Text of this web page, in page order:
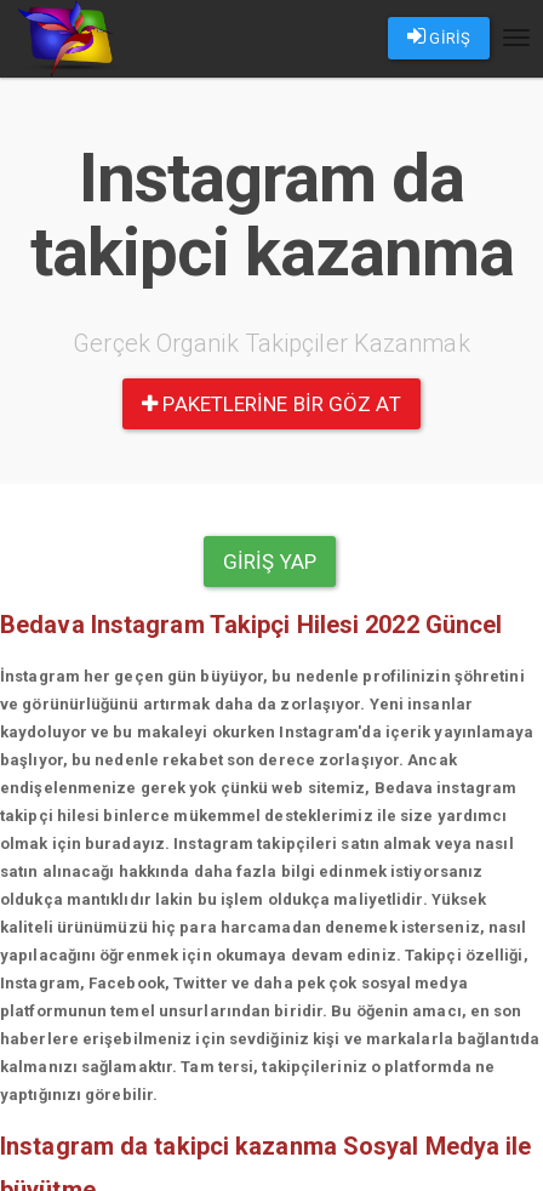
GİRİŞ
Instagram da
takipci kazanma
Gerçek Organik Takipçiler Kazanmak
PAKETLERINE BIR GÖZ AT
GIRIŞ YAP
Bedava Instagram Takipçi Hilesi 2022 Güncel
İnstagram her geçen gün büyüyor, bu nedenle profilinizin şöhretini
ve görünürlüğünü artırmak daha da zorlaşıyor. Yeni insanlar
kaydoluyor ve bu makaleyi okurken Instagram'da içerik yayınlamaya
başlıyor, bu nedenle rekabet son derece zorlaşıyor. Ancak
endişelenmenize gerek yok çünkü web sitemiz, Bedava instagram
takipçi hilesi binlerce mükemmel desteklerimiz ile size yardımcı
olmak için buradayız. Instagram takipçileri satın almak veya nasıl
satın alınacağı hakkında daha fazla bilgi edinmek istiyorsanız
oldukça mantıklıdır lakin bu işlem oldukça maliyetlidir. Yüksek
kaliteli ürünümüzü hiç para harcamadan denemek isterseniz, nasıl
yapılacağını öğrenmek için okumaya devam ediniz. Takipçi özelliği,
Instagram, Facebook, Twitter ve daha pek çok sosyal medya
platformunun temel unsurlarından biridir. Bu öğenin amacı, en son
haberlere erişebilmeniz için sevdiğiniz kişi ve markalarla bağlantıda
kalmanızı sağlamaktır. Tam tersi, takipçileriniz o platformda ne
yaptığınızı görebilir.
Instagram da takipci kazanma Sosyal Medya ile